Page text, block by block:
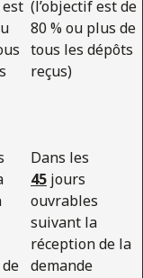
est (l’objectif est de
80 % ou plus de
tous les dépôts
reçus)
Dans les
45 jours
ouvrables
suivant la
réception de la
demande